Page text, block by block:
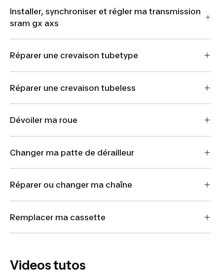
Installer, synchroniser et régler ma transmission
sram gx axs
Réparer une crevaison tubetype
Réparer une crevaison tubeless
Dévoiler ma roue
Changer ma patte de dérailleur
Réparer ou changer ma chaîne
Remplacer ma cassette
Videos tutos